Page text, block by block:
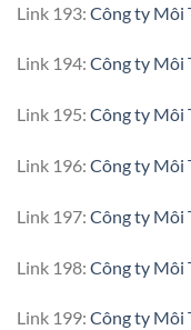
Link 193: Công ty Môi
Link 194: Công ty Môi
Link 195: Công ty Môi
Link 196: Công ty Môi
Link 197: Công ty Môi
Link 198: Công ty Môi
Link 199: Công ty Môi